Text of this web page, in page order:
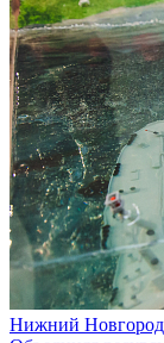
Нижний Новгород